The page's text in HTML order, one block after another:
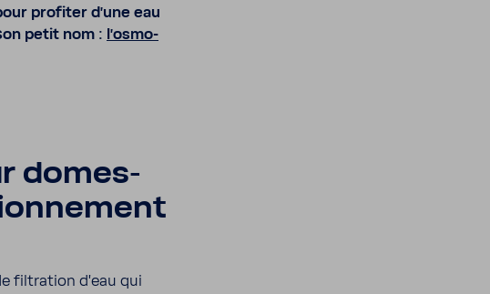
profiter d’une eau
petit nom : l’os­mo­
domes­
filtra­tion d’eau qui